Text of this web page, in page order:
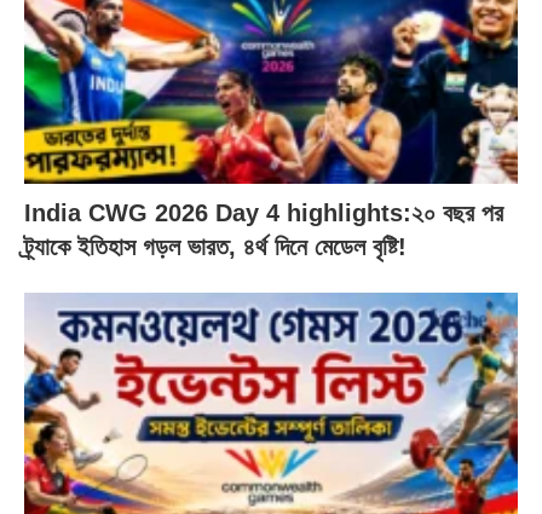
India CWG 2026 Day 4 highlights:২০ বছর পর
ট্র্যাকে ইতিহাস গড়ল ভারত, ৪র্থ দিনে মেডেল বৃষ্টি!